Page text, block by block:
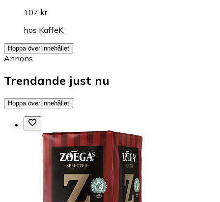
107 kr
hos KaffeK
Hoppa över innehållet
Annons
Trendande just nu
Hoppa över innehållet